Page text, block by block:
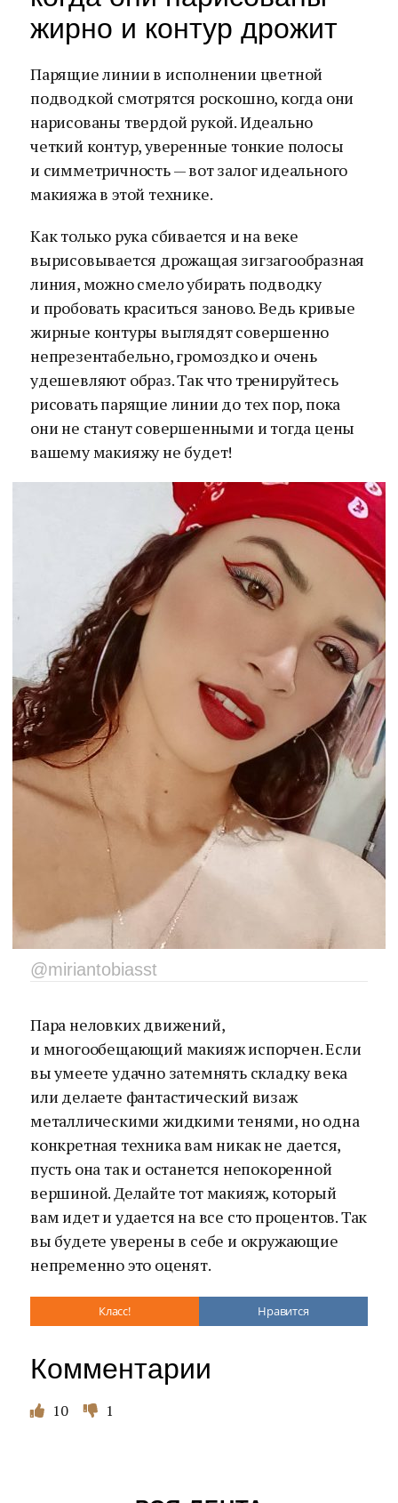
жирно и контур дрожит
Парящие линии в исполнении цветной
подводкой смотрятся роскошно, когда они
нарисованы твердой рукой. Идеально
четкий контур, уверенные тонкие полосы
и симметричность — вот залог идеального
макияжа в этой технике.
Как только рука сбивается и на веке
вырисовывается дрожащая зигзагообразная
линия, можно смело убирать подводку
и пробовать краситься заново. Ведь кривые
жирные контуры выглядят совершенно
непрезентабельно, громоздко и очень
удешевляют образ. Так что тренируйтесь
рисовать парящие линии до тех пор, пока
они не станут совершенными и тогда цены
вашему макияжу не будет!
@miriantobiasst
Пара неловких движений,
и многообещающий макияж испорчен. Если
вы умеете удачно затемнять складку века
или делаете фантастический визаж
металлическими жидкими тенями, но одна
конкретная техника вам никак не дается,
пусть она так и останется непокоренной
вершиной. Делайте тот макияж, который
вам идет и удается на все сто процентов. Так
вы будете уверены в себе и окружающие
непременно это оценят.
Класс! Нравится
Комментарии
10 1